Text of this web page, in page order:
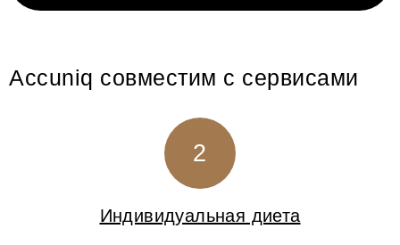
Accuniq совместим с сервисами
2
Индивидуальная диета